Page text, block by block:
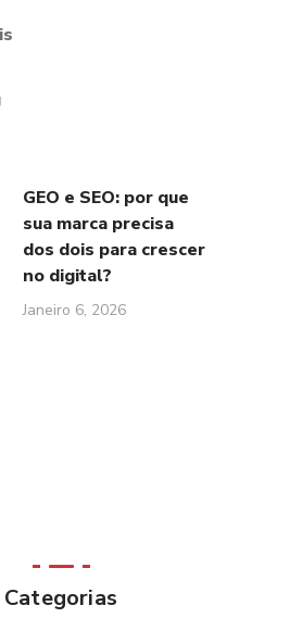
GEO e SEO: por que
sua marca precisa
dos dois para crescer
no digital?
Janeiro 6, 2026
Categorias